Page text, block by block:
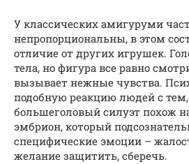
У классических амигуруми
непропорциональны, в этом
отличие от других игрушек.
тела, но фигура все равно
вызывает нежные чувства.
подобную реакцию людей с
большеголовый силуэт похож
эмбрион, который
специфические эмоции –
желание защитить, сберечь.